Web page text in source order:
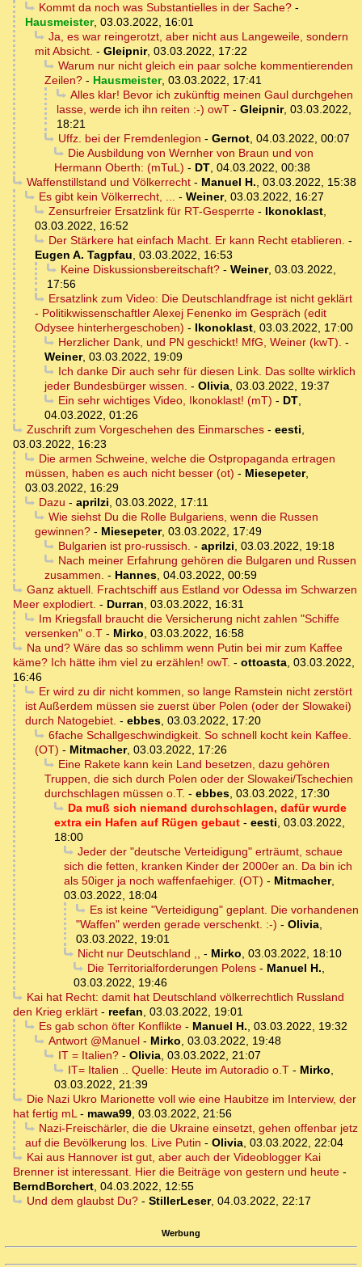
Kommt da noch was Substantielles in der Sache?-
Hausmeister, 03.03.2022, 16:01
Ja, es war reingerotzt, aber nicht aus Langeweile, sondern
mit Absicht. - Gleipnir, 03.03.2022, 17:22
Warum nur nicht gleich ein paar solche kommentierenden
Zeilen? - Hausmeister, 03.03.2022, 17:41
Alles klar! Bevor ich zukünftig meinen Gaul durchgehen
lasse, werde ich ihn reiten :-) owT - Gleipnir, 03.03.2022,
18:21
Uffz. bei der Fremdenlegion - Gernot, 04.03.2022, 00:07
Die Ausbildung von Wernher von Braun und von
Hermann Oberth: (mTuL) - DT, 04.03.2022, 00:38
Waffenstillstand und Völkerrecht- Manuel H., 03.03.2022, 15:38
Es gibt kein Völkerrecht, ... - Weiner, 03.03.2022, 16:27
Zensurfreier Ersatzlink für RT-Gesperrte- Ikonoklast,
03.03.2022, 16:52
Der Stärkere hat einfach Macht. Er kann Recht etablieren. -
Eugen A. Tagpfau, 03.03.2022, 16:53
Keine Diskussionsbereitschaft?- Weiner, 03.03.2022,
17:56
Ersatzlink zum Video: Die Deutschlandfrage ist nicht geklärt
- Politikwissenschaftler Alexej Fenenko im Gespräch (edit
Odysee hinterhergeschoben) - Ikonoklast, 03.03.2022, 17:00
Herzlicher Dank, und PN geschickt! MfG, Weiner (kwT). -
Weiner, 03.03.2022, 19:09
Ich danke Dir auch sehr für diesen Link. Das sollte wirklich
jeder Bundesbürger wissen. - Olivia, 03.03.2022, 19:37
Ein sehr wichtiges Video, Ikonoklast! (mT) - DT,
04.03.2022, 01:26
Zuschrift zum Vorgeschehen des Einmarsches- eesti,
03.03.2022, 16:23
Die armen Schweine, welche die Ostpropaganda ertragen
müssen, haben es auch nicht besser (ot) - Miesepeter,
03.03.2022, 16:29
Dazu - aprilzi, 03.03.2022, 17:11
Wie siehst Du die Rolle Bulgariens, wenn die Russen
gewinnen? - Miesepeter, 03.03.2022, 17:49
Bulgarien ist pro-russisch. - aprilzi, 03.03.2022, 19:18
Nach meiner Erfahrung gehören die Bulgaren und Russen
zusammen. - Hannes, 04.03.2022, 00:59
Ganz aktuell. Frachtschiff aus Estland vor Odessa im Schwarzen
Meer explodiert. - Durran, 03.03.2022, 16:31
Im Kriegsfall braucht die Versicherung nicht zahlen "Schiffe
versenken" o.T - Mirko, 03.03.2022, 16:58
Na und? Wäre das so schlimm wenn Putin bei mir zum Kaffee
käme? Ich hätte ihm viel zu erzählen! owT. - ottoasta, 03.03.2022,
16:46
Er wird zu dir nicht kommen, so lange Ramstein nicht zerstört
ist Außerdem müssen sie zuerst über Polen (oder der Slowakei)
durch Natogebiet. - ebbes, 03.03.2022, 17:20
6fache Schallgeschwindigkeit. So schnell kocht kein Kaffee.
(OT) - Mitmacher, 03.03.2022, 17:26
Eine Rakete kann kein Land besetzen, dazu gehören
Truppen, die sich durch Polen oder der Slowakei/Tschechien
durchschlagen müssen o.T. - ebbes, 03.03.2022, 17:30
Da muß sich niemand durchschlagen, dafür wurde
extra ein Hafen auf Rügen gebaut - eesti, 03.03.2022,
18:00
Jeder der "deutsche Verteidigung" erträumt, schaue
sich die fetten, kranken Kinder der 2000er an. Da bin ich
als 50iger ja noch waffenfaehiger. (OT) - Mitmacher,
03.03.2022, 18:04
Es ist keine "Verteidigung" geplant. Die vorhandenen
"Waffen" werden gerade verschenkt. :-) - Olivia,
03.03.2022, 19:01
Nicht nur Deutschland ,, - Mirko, 03.03.2022, 18:10
Die Territorialforderungen Polens- Manuel H.,
03.03.2022, 19:46
Kai hat Recht: damit hat Deutschland völkerrechtlich Russland
den Krieg erklärt - reefan, 03.03.2022, 19:01
Es gab schon öfter Konflikte- Manuel H., 03.03.2022, 19:32
Antwort @Manuel- Mirko, 03.03.2022, 19:48
IT = Italien?- Olivia, 03.03.2022, 21:07
IT= Italien .. Quelle: Heute im Autoradio o.T- Mirko,
03.03.2022, 21:39
Die Nazi Ukro Marionette voll wie eine Haubitze im Interview, der
hat fertig mL- mawa99, 03.03.2022, 21:56
Nazi-Freischärler, die die Ukraine einsetzt, gehen offenbar jetz
auf die Bevölkerung los. Live Putin - Olivia, 03.03.2022, 22:04
Kai aus Hannover ist gut, aber auch der Videoblogger Kai
Brenner ist interessant. Hier die Beiträge von gestern und heute -
BerndBorchert, 04.03.2022, 12:55
Und dem glaubst Du?- StillerLeser, 04.03.2022, 22:17
Werbung